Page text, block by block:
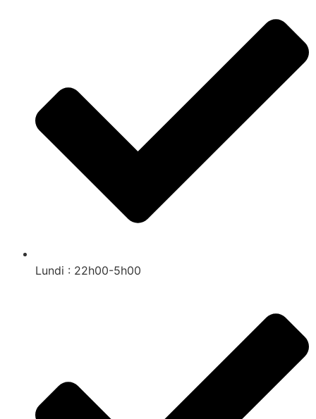
Lundi : 22h00-5h00